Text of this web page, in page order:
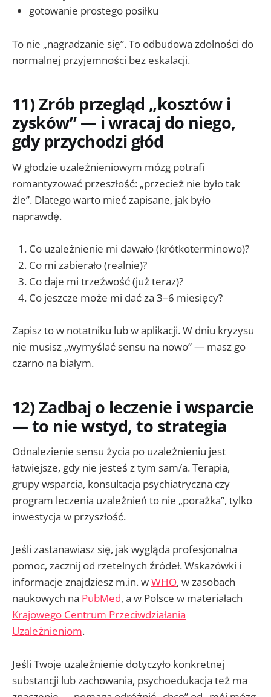
gotowanie prostego posiłku
To nie „nagradzanie się”. To odbudowa zdolności do
normalnej przyjemności bez eskalacji.
11) Zrób przegląd „kosztów i
zysków” — i wracaj do niego,
gdy przychodzi głód
W głodzie uzależnieniowym mózg potrafi
romantyzować przeszłość: „przecież nie było tak
źle”. Dlatego warto mieć zapisane, jak było
naprawdę.
Co uzależnienie mi dawało (krótkoterminowo)?
Co mi zabierało (realnie)?
Co daje mi trzeźwość (już teraz)?
Co jeszcze może mi dać za 3–6 miesięcy?
Zapisz to w notatniku lub w aplikacji. W dniu kryzysu
nie musisz „wymyślać sensu na nowo” — masz go
czarno na białym.
12) Zadbaj o leczenie i wsparcie
— to nie wstyd, to strategia
Odnalezienie sensu życia po uzależnieniu jest
łatwiejsze, gdy nie jesteś z tym sam/a. Terapia,
grupy wsparcia, konsultacja psychiatryczna czy
program leczenia uzależnień to nie „porażka”, tylko
inwestycja w przyszłość.
Jeśli zastanawiasz się, jak wygląda profesjonalna
pomoc, zacznij od rzetelnych źródeł. Wskazówki i
informacje znajdziesz m.in. wWHO, w zasobach
naukowych na PubMed, a w Polsce w materiałach
Krajowego Centrum Przeciwdziałania
Uzależnieniom.
Jeśli Twoje uzależnienie dotyczyło konkretnej
substancji lub zachowania, psychoedukacja też ma